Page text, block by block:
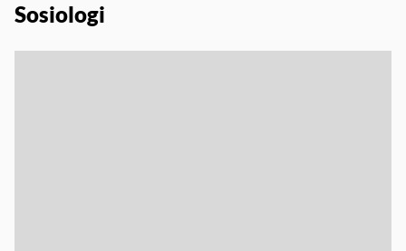
Sosiologi